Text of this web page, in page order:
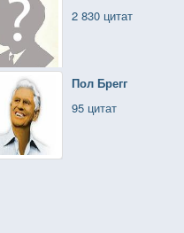
2 830 цитат
Пол Брегг
95 цитат